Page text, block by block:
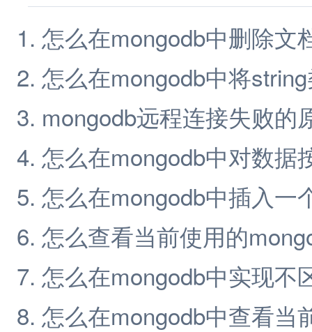
怎么在mongodb中删除文
怎么在mongodb中将
mongodb远程连接失败的
怎么在mongodb中对数据
怎么在mongodb中插入一
怎么查看当前使用的
怎么在mongodb中实现不
怎么在mongodb中查看当